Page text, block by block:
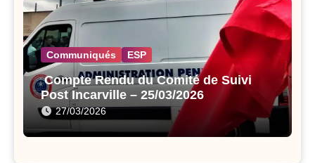
Communiqués ESP
Compte Rendu du Comité de Suivi
Post Incarville – 25/03/2026
27/03/2026